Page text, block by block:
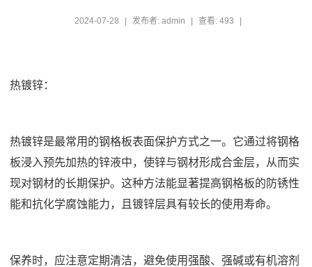
2024-07-28 发布者: admin 查看: 493
热镀锌：
热镀锌是最常用的钢格板表面保护方式之一。它通过将钢格
板浸入预先加热的锌液中，使锌与钢材形成合金层，从而实
现对钢材的长期保护。这种方法能显著提高钢格板的防锈性
能和抗化学腐蚀能力，且镀锌层具有较长的使用寿命。
保养时，应注意定期清洁，避免使用强酸、强碱或有机溶剂